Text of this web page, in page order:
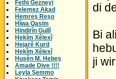
Fethî Gezneyî
Felemez Akad
Hemreş Reşo
Hîwa Qasim
Hindirîn Gullî
Hekîm Xêlexî
Hejarê Kurd
Hekîm Xêlexî
Husên M. Hebeş
Amade Dive !!!!
Leyla Şemmo
di
Bi
ji